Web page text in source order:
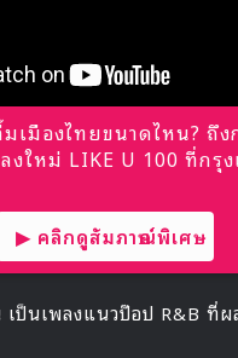
เมืองไทยขนาดไหน? ถึ
งใหม่ LIKE U 100 ที่กรุ
▶ คลิกดูสัมภาษณ์พิเศษ
ป็นเพลงแนวป๊อป R&B ที่